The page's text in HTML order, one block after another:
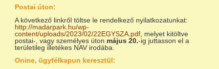
Postai úton:
A következő linkről töltse le rendelkező nyilatkozatunkat:
http://madarpark.hu/wp-
content/uploads/2023/02/22EGYSZA.pdf, melyet kitöltve
postai-, vagy személyes úton május 20.-ig juttasson el a
területileg illetékes NAV irodába.
Onine, ügyfélkapun keresztül: